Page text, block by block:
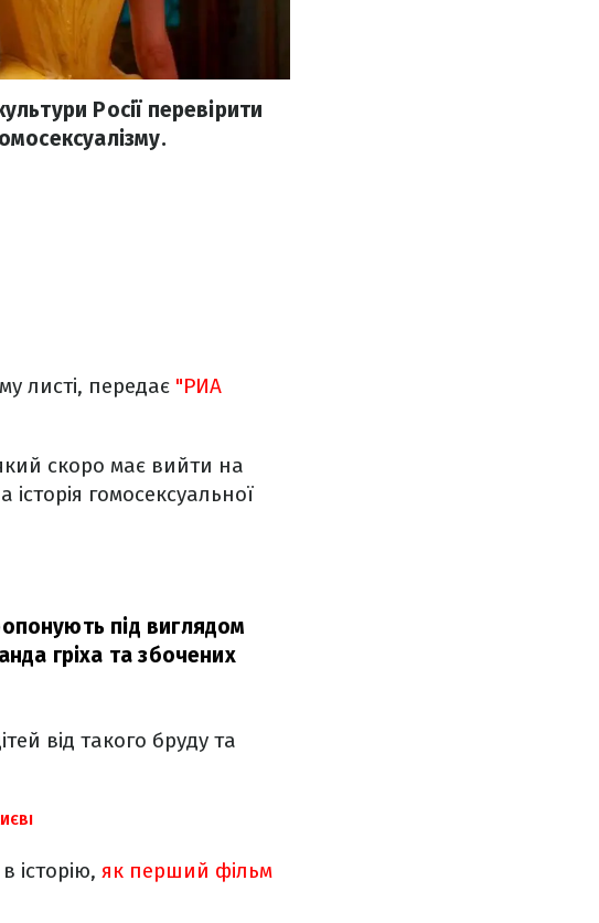
Росії перевірити
листі, передає "РИА
скоро має вийти на
гомосексуальної
під виглядом
гріха та збочених
від такого бруду та
історію, як перший фільм